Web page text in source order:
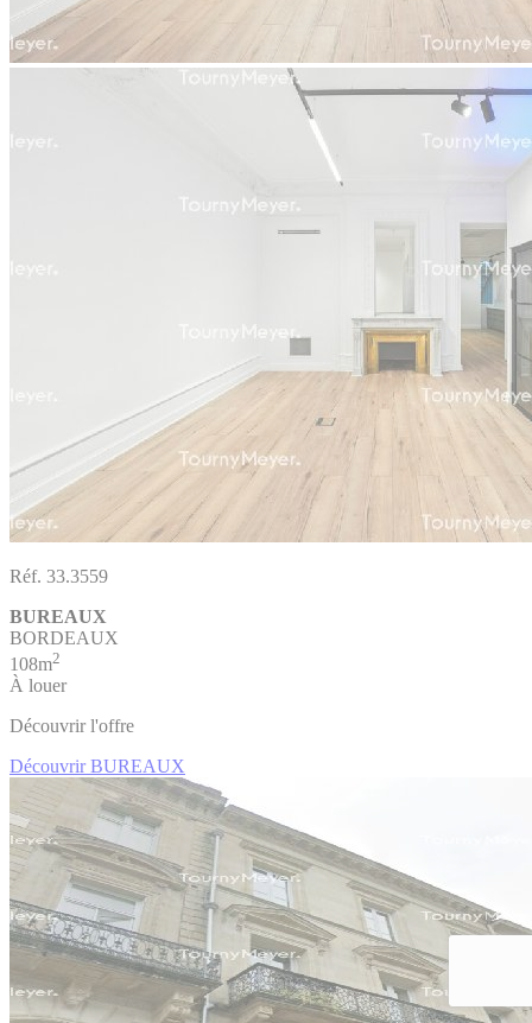
Réf. 33.3559
BUREAUX
BORDEAUX
108m2
À louer
Découvrir l'offre
Découvrir BUREAUX